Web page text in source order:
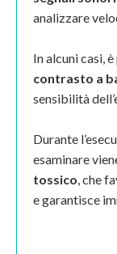
analizzare
In alcuni casi,
contrasto a
sensibilità
Durante
esaminare
tossico , che
e garantisce